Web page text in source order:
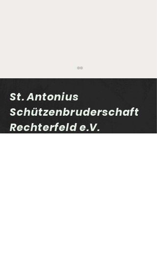
St. Antonius
Schützenbruderschaft
Rechterfeld e.V.